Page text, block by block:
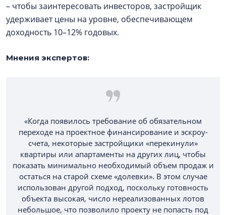
– чтобы заинтересовать инвесторов, застройщик
удерживает цены на уровне, обеспечивающем
доходность 10–12% годовых.
Мнения экспертов:
«Когда появилось требование об обязательном
переходе на проектное финансирование и эскроу-
счета, некоторые застройщики «перекинули»
квартиры или апартаменты на других лиц, чтобы
показать минимально необходимый объем продаж и
остаться на старой схеме «долевки». В этом случае
использован другой подход, поскольку готовность
объекта высокая, число нереализованных лотов
небольшое, что позволило проекту не попасть под